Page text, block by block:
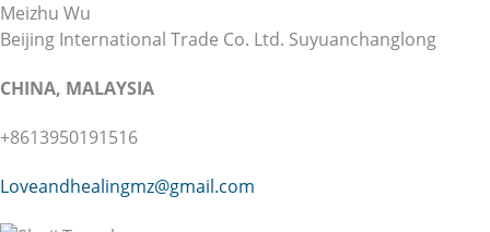
Meizhu Wu
Beijing International Trade Co. Ltd. Suyuanchanglong
CHINA, MALAYSIA
+8613950191516
Loveandhealingmz@gmail.com